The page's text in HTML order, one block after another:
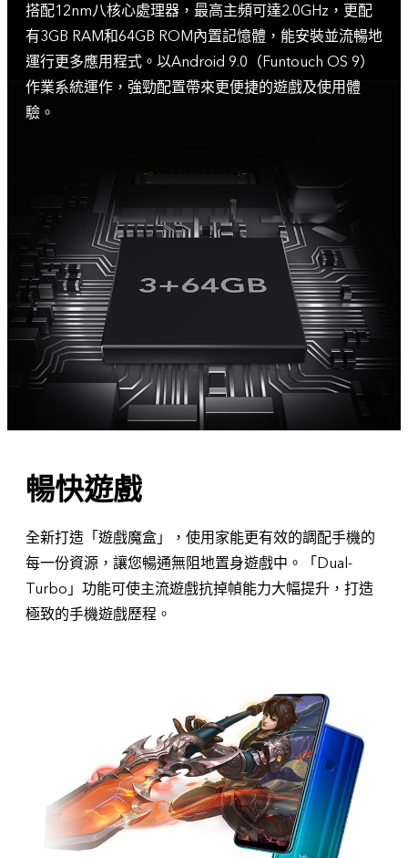
搭配12nm八核心處理器，最高主頻可達2.0GHz，更配
有3GB RAM和64GB ROM內置記憶體，能安裝並流暢地
運行更多應用程式。以Android 9.0（Funtouch OS 9）
作業系統運作，強勁配置帶來更便捷的遊戲及使用體
驗。
暢快遊戲
全新打造「遊戲魔盒」，使用家能更有效的調配手機的
每一份資源，讓您暢通無阻地置身遊戲中。「Dual-
Turbo」功能可使主流遊戲抗掉幀能力大幅提升，打造
極致的手機遊戲歷程。